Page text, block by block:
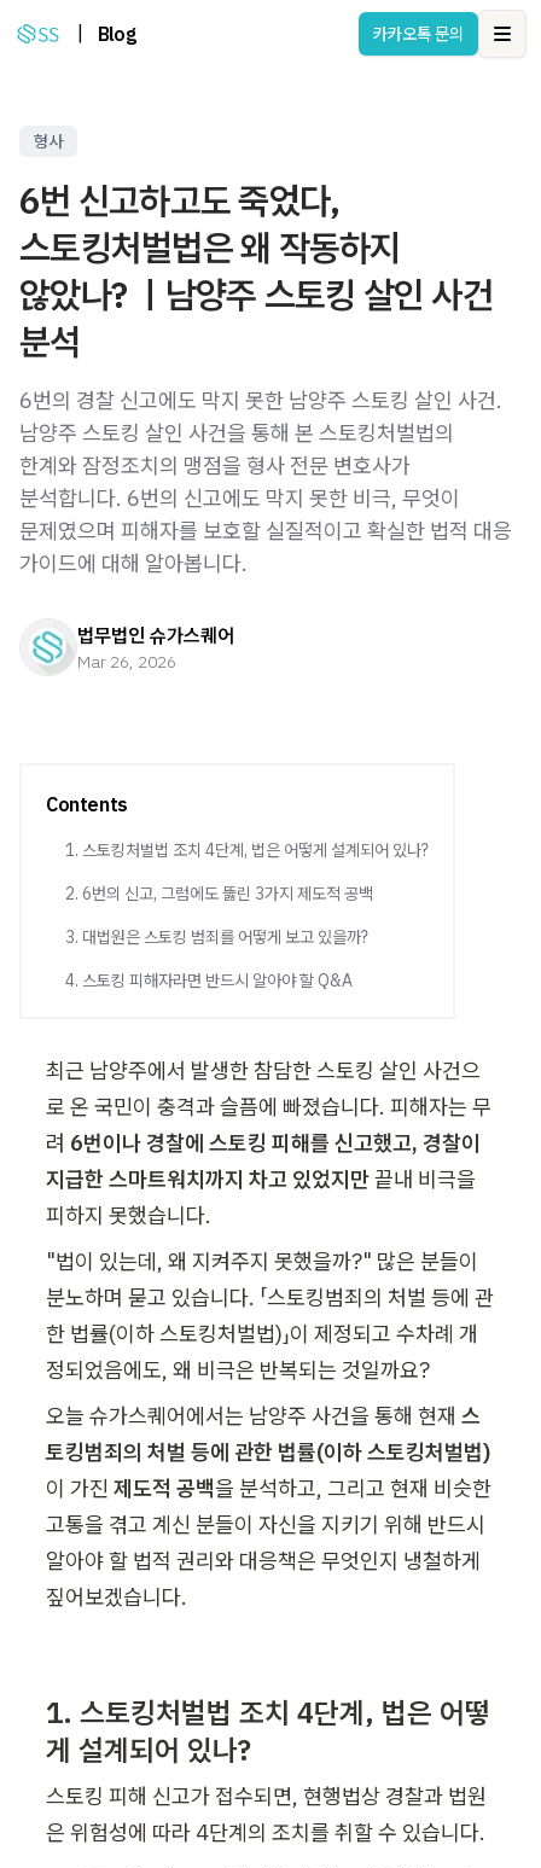
Blog 카카오톡 문의
형사
6번 신고하고도 죽었다,
스토킹처벌법은 왜 작동하지
않았나? ㅣ남양주 스토킹 살인 사건
분석
6번의 경찰 신고에도 막지 못한 남양주 스토킹 살인 사건.
남양주 스토킹 살인 사건을 통해 본 스토킹처벌법의
한계와 잠정조치의 맹점을 형사 전문 변호사가
분석합니다. 6번의 신고에도 막지 못한 비극, 무엇이
문제였으며 피해자를 보호할 실질적이고 확실한 법적 대응
가이드에 대해 알아봅니다.
법무법인 슈가스퀘어
Mar 26, 2026
Contents
1. 스토킹처벌법 조치 4단계, 법은 어떻게 설계되어 있나?
2. 6번의 신고, 그럼에도 뚫린 3가지 제도적 공백
3. 대법원은 스토킹 범죄를 어떻게 보고 있을까?
4. 스토킹 피해자라면 반드시 알아야 할 Q&A
최근 남양주에서 발생한 참담한 스토킹 살인 사건으
로 온 국민이 충격과 슬픔에 빠졌습니다. 피해자는 무
려 6번이나 경찰에 스토킹 피해를 신고했고, 경찰이
지급한 스마트워치까지 차고 있었지만 끝내 비극을
피하지 못했습니다.
"법이 있는데, 왜 지켜주지 못했을까?" 많은 분들이
분노하며 묻고 있습니다. 「스토킹범죄의 처벌 등에 관
한 법률(이하 스토킹처벌법)」이 제정되고 수차례 개
정되었음에도, 왜 비극은 반복되는 것일까요?
오늘 슈가스퀘어에서는 남양주 사건을 통해 현재 스
토킹범죄의 처벌 등에 관한 법률(이하 스토킹처벌법)
이 가진 제도적 공백을 분석하고, 그리고 현재 비슷한
고통을 겪고 계신 분들이 자신을 지키기 위해 반드시
알아야 할 법적 권리와 대응책은 무엇인지 냉철하게
짚어보겠습니다.
1. 스토킹처벌법 조치 4단계, 법은 어떻
게 설계되어 있나?
스토킹 피해 신고가 접수되면, 현행법상 경찰과 법원
은 위험성에 따라 4단계의 조치를 취할 수 있습니다.